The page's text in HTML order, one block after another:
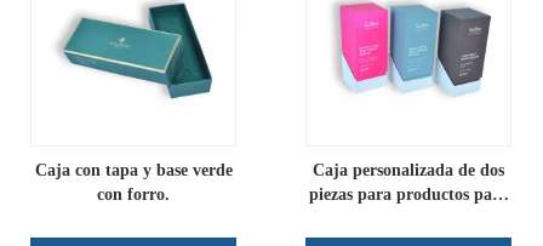
Caja con tapa y base verde
con forro.
Caja personalizada de dos
piezas para productos para